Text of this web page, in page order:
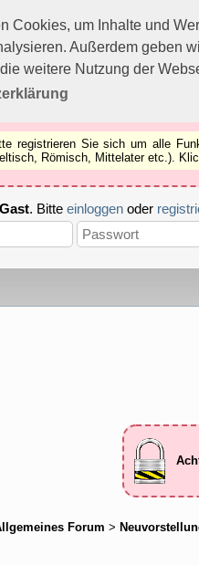
Cookies, um Inhalte und
Außerdem geben
weitere Nutzung der
Sie sich um alle
Sie z.B.keine Bilder
Registrieren
registrieren Sie sich um alle
Römisch, Mittelater etc.).
Gast. Bitte einloggen oder
Forum >